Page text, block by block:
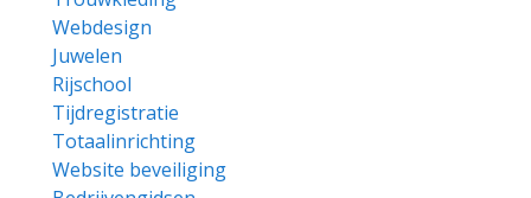
Webdesign
Juwelen
Rijschool
Tijdregistratie
Totaalinrichting
Website beveiliging